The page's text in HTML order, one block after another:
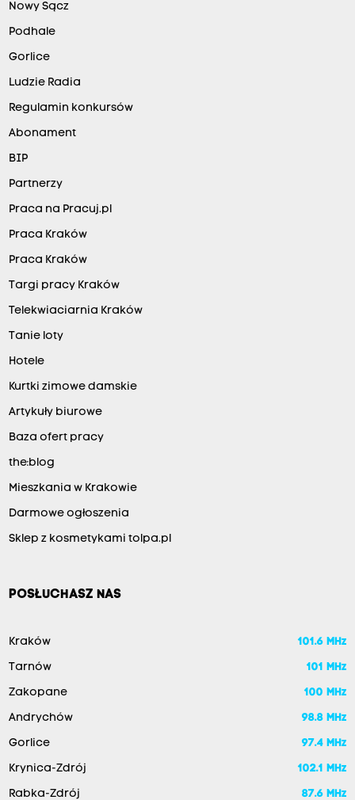
Nowy Sącz
Podhale
Gorlice
Ludzie Radia
Regulamin konkursów
Abonament
BIP
Partnerzy
Praca na Pracuj.pl
Praca Kraków
Praca Kraków
Targi pracy Kraków
Telekwiaciarnia Kraków
Tanie loty
Hotele
Kurtki zimowe damskie
Artykuły biurowe
Baza ofert pracy
the:blog
Mieszkania w Krakowie
Darmowe ogłoszenia
Sklep z kosmetykami tolpa.pl
POSŁUCHASZ NAS
Kraków 101.6 MHz
Tarnów 101 MHz
Zakopane 100 MHz
Andrychów 98.8 MHz
Gorlice 97.4 MHz
Krynica-Zdrój 102.1 MHz
Rabka-Zdrój 87.6 MHz